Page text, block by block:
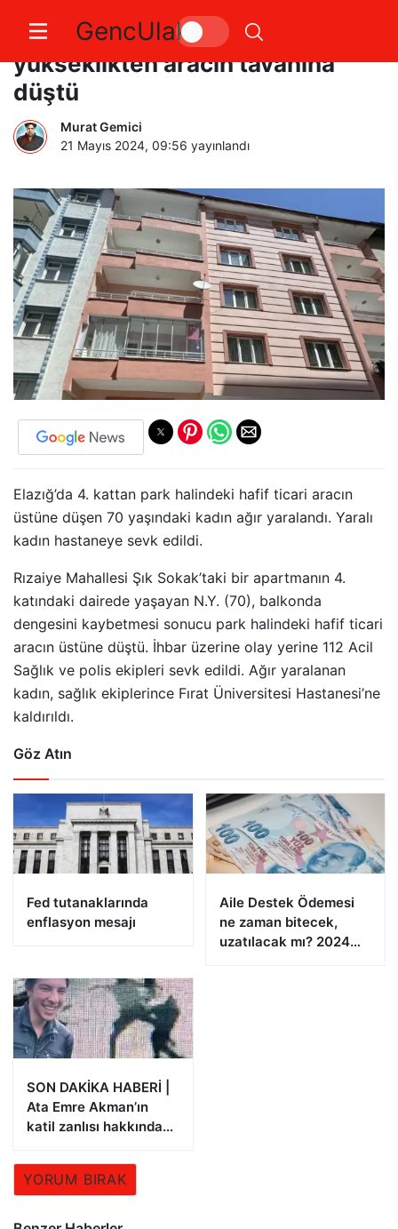
GencUlak
Yaşlı kadın metrelerce
yükseklikten aracın tavanına
düştü
Murat Gemici
21 Mayıs 2024, 09:56 yayınlandı
Elazığ’da 4. kattan park halindeki hafif ticari aracın
üstüne düşen 70 yaşındaki kadın ağır yaralandı. Yaralı
kadın hastaneye sevk edildi.
Rızaiye Mahallesi Şık Sokak’taki bir apartmanın 4.
katındaki dairede yaşayan N.Y. (70), balkonda
dengesini kaybetmesi sonucu park halindeki hafif ticari
aracın üstüne düştü. İhbar üzerine olay yerine 112 Acil
Sağlık ve polis ekipleri sevk edildi. Ağır yaralanan
kadın, sağlık ekiplerince Fırat Üniversitesi Hastanesi’ne
kaldırıldı.
Göz Atın
Fed tutanaklarında
enflasyon mesajı
Aile Destek Ödemesi
ne zaman bitecek,
uzatılacak mı? 2024
SON DAKİKA HABERİ |
Ata Emre Akman’ın
katil zanlısı hakkında
YORUM BIRAK